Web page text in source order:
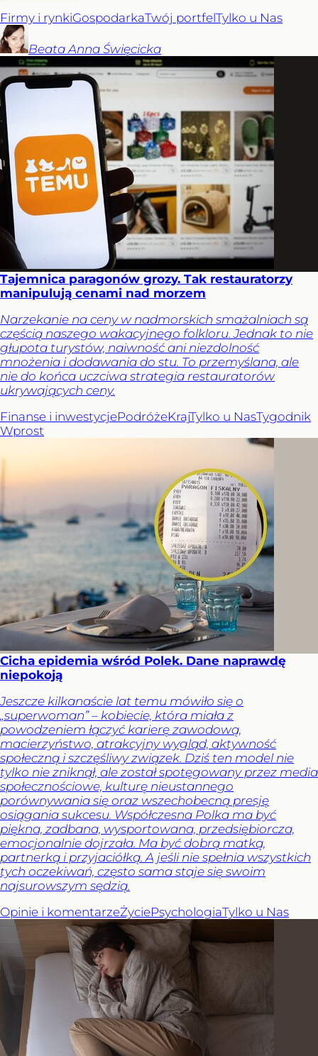
Firmy i rynkiGospodarkaTwój portfelTylko u Nas
Beata Anna Święcicka
Tajemnica paragonów grozy. Tak restauratorzy
manipulują cenami nad morzem
Narzekanie na ceny w nadmorskich smażalniach są
częścią naszego wakacyjnego folkloru. Jednak to nie
głupota turystów, naiwność ani niezdolność
mnożenia i dodawania do stu. To przemyślana, ale
nie do końca uczciwa strategia restauratorów
ukrywających ceny.
Finanse i inwestycjePodróżeKrajTylko u NasTygodnik
Wprost
Cicha epidemia wśród Polek. Dane naprawdę
niepokoją
Jeszcze kilkanaście lat temu mówiło się o
„superwoman” – kobiecie, która miała z
powodzeniem łączyć karierę zawodową,
macierzyństwo, atrakcyjny wygląd, aktywność
społeczną i szczęśliwy związek. Dziś ten model nie
tylko nie zniknął, ale został spotęgowany przez media
społecznościowe, kulturę nieustannego
porównywania się oraz wszechobecną presję
osiągania sukcesu. Współczesna Polka ma być
piękna, zadbana, wysportowana, przedsiębiorcza,
emocjonalnie dojrzała. Ma być dobrą matką,
partnerką i przyjaciółką. A jeśli nie spełnia wszystkich
tych oczekiwań, często sama staje się swoim
najsurowszym sędzią.
Opinie i komentarzeŻyciePsychologiaTylko u Nas